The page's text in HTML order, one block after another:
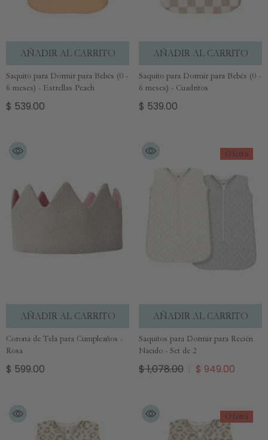
AÑADIR AL CARRITO
Saquito para Dormir para Bebés (0 -
6 meses) - Estrellas Peach
$ 539.00
AÑADIR AL CARRITO
Saquito para Dormir para Bebés (0 -
6 meses) - Cuadritos
$ 539.00
AÑADIR AL CARRITO
Corona de Tela para Cumpleaños -
Rosa
$ 599.00
Oferta
AÑADIR AL CARRITO
Saquitos para Dormir para Recién
Nacido - Set de 2
$ 1,078.00 $ 949.00
Oferta